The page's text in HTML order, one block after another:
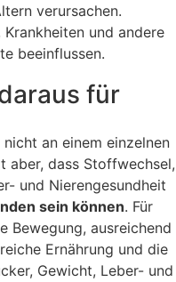
verursachen.
und andere
beeinflussen.
für
an einem einzelnen
aber, dass Stoffwechsel,
und Nierengesundheit
sein können. Für
Bewegung, ausreichend
Ernährung und die
Gewicht, Leber- und